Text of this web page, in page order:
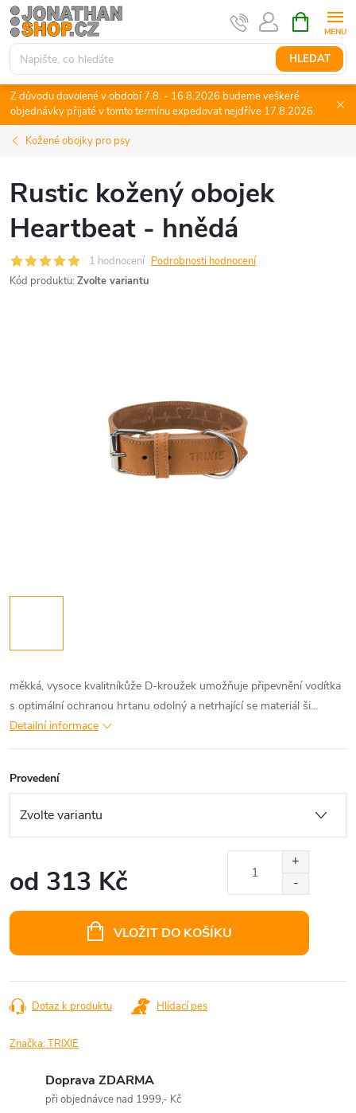
Přejít
na
obsah
HLEDAT
NÁKUPNÍ
KOŠÍK
Z důvodu dovolené v období 7.8. - 16.8.2026 budeme veškeré
objednávky přijaté v tomto termínu expedovat nejdříve 17.8.2026.
Kožené obojky pro psy
Rustic kožený obojek
Heartbeat - hnědá
1 hodnocení Podrobnosti hodnocení
Kód produktu: Zvolte variantu
měkká, vysoce kvalitníkůže D-kroužek umožňuje připevnění vodítka
s optimální ochranou hrtanu odolný a netrhající se materiál ši...
Detailní informace
Provedení
od 313 Kč
VLOŽIT DO KOŠÍKU
Dotaz k produktu Hlídací pes
Značka:TRIXIE
Doprava ZDARMA
při objednávce nad 1999,- Kč